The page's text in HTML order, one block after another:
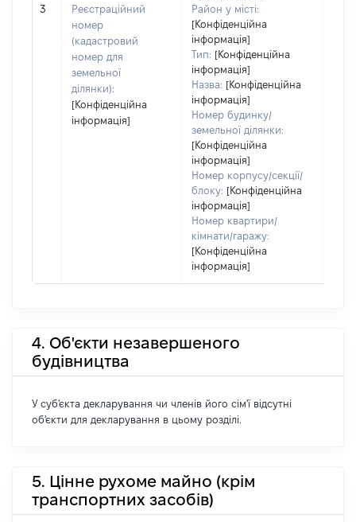
3
Реєстраційний
номер
(кадастровий
номер для
земельної
ділянки):
[Конфіденційна
інформація]
Район у місті:
[Конфіденційна
інформація]
Тип: [Конфіденційна
інформація]
Назва: [Конфіденційна
інформація]
Номер будинку/
земельної ділянки:
[Конфіденційна
інформація]
Номер корпусу/секції/
блоку: [Конфіденційна
інформація]
Номер квартири/
кімнати/гаражу:
[Конфіденційна
інформація]
4. Об'єкти незавершеного
будівництва
У суб'єкта декларування чи членів його сім'ї відсутні
об'єкти для декларування в цьому розділі.
5. Цінне рухоме майно (крім
транспортних засобів)